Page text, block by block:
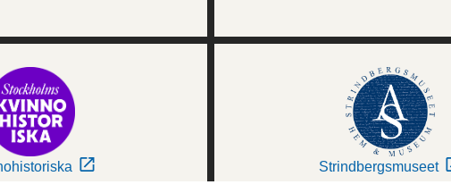
Strindbergsmuseet